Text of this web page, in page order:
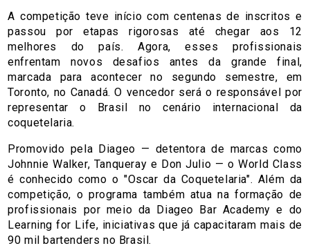
A competição teve início com centenas de inscritos e
passou por etapas rigorosas até chegar aos 12
melhores do país. Agora, esses profissionais
enfrentam novos desafios antes da grande final,
marcada para acontecer no segundo semestre, em
Toronto, no Canadá. O vencedor será o responsável por
representar o Brasil no cenário internacional da
coquetelaria.
Promovido pela Diageo — detentora de marcas como
Johnnie Walker, Tanqueray e Don Julio — o World Class
é conhecido como o "Oscar da Coquetelaria". Além da
competição, o programa também atua na formação de
profissionais por meio da Diageo Bar Academy e do
Learning for Life, iniciativas que já capacitaram mais de
90 mil bartenders no Brasil.